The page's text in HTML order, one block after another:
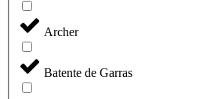
Archer
Batente de Garras